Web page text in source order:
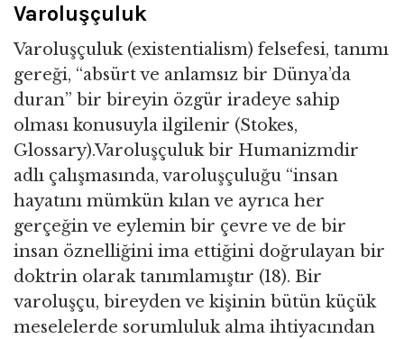
Varoluşçuluk
Varoluşçuluk (existentialism) felsefesi, tanımı
gereği, “absürt ve anlamsız bir Dünya’da
duran” bir bireyin özgür iradeye sahip
olması konusuyla ilgilenir (Stokes,
Glossary).Varoluşçuluk bir Humanizmdir
adlı çalışmasında, varoluşçuluğu “insan
hayatını mümkün kılan ve ayrıca her
gerçeğin ve eylemin bir çevre ve de bir
insan öznelliğini ima ettiğini doğrulayan bir
doktrin olarak tanımlamıştır (18). Bir
varoluşçu, bireyden ve kişinin bütün küçük
meselelerde sorumluluk alma ihtiyacından